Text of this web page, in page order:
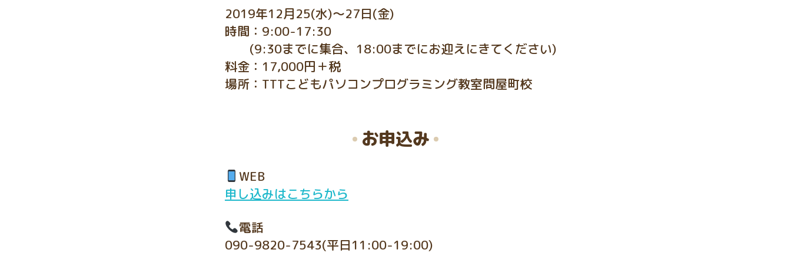
2019年12月25(水)〜27日(金)
時間：9:00-17:30
(9:30までに集合、18:00までにお迎えにきてください)
料金：17,000円＋税
場所：TTTこどもパソコンプログラミング教室問屋町校
お申込み
WEB
申し込みはこちらから
電話
090-9820-7543(平日11:00-19:00)